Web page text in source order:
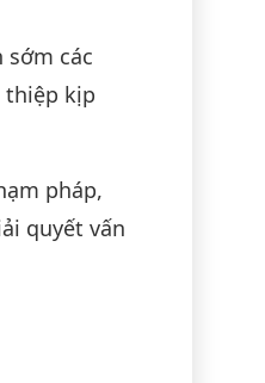
sớm các
thiệp kịp
pháp,
quyết vấn